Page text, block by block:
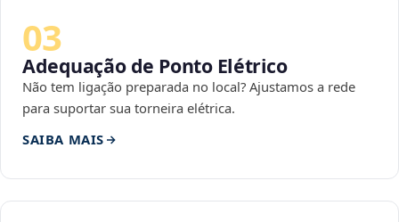
03
Adequação de Ponto Elétrico
Não tem ligação preparada no local? Ajustamos a rede
para suportar sua torneira elétrica.
SAIBA MAIS